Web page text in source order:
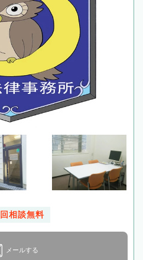
相談無料
メールする